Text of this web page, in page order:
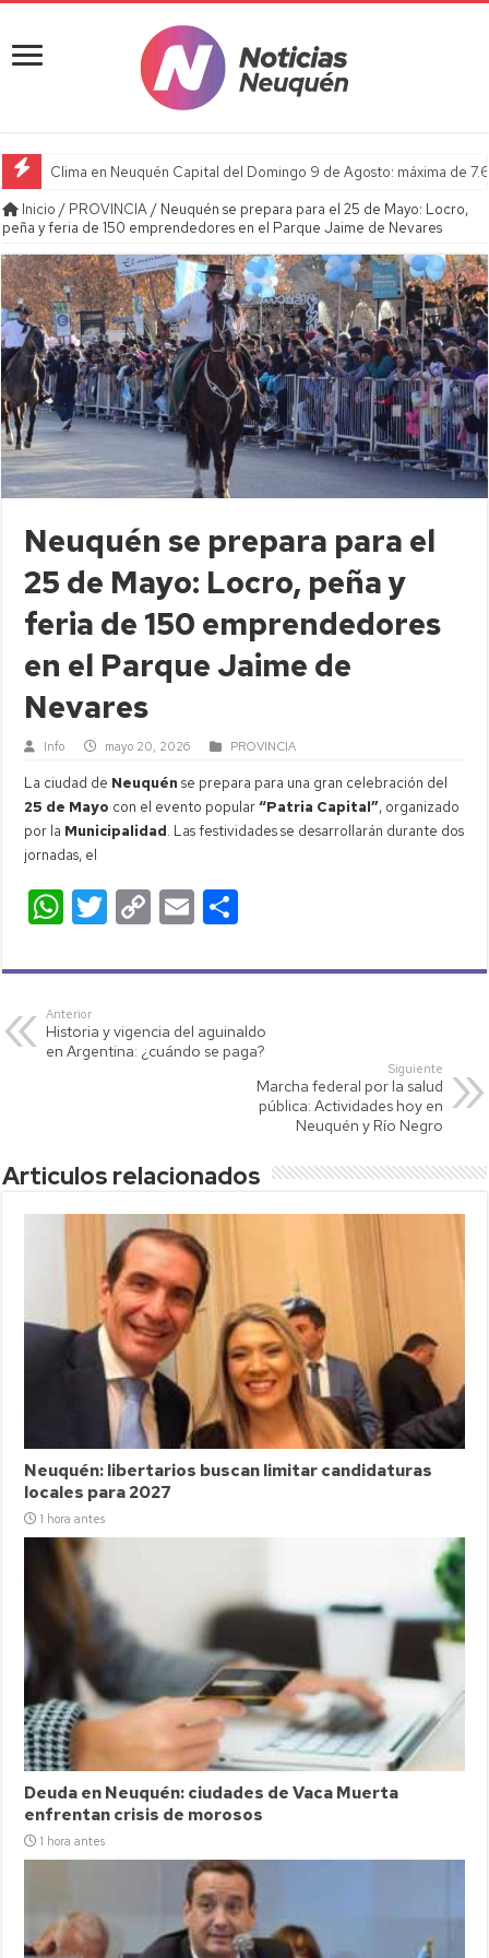
Clima en Neuquén Capital del Domingo 9 de Agosto: máxima de
Inicio / PROVINCIA/ Neuquén se prepara para el 25 de Mayo: Locro,
peña y feria de 150 emprendedores en el Parque Jaime de Nevares
Neuquén se prepara para el
25 de Mayo: Locro, peña y
feria de 150 emprendedores
en el Parque Jaime de
Nevares
Info mayo 20, 2026 PROVINCIA
La ciudad de Neuquén se prepara para una gran celebración del
25 de Mayo con el evento popular“Patria Capital”, organizado
por la Municipalidad. Las festividades se desarrollarán durante dos
jornadas, el
W
at
s
A
T
tt
C
p
Li
E
ail m
ar
tir
Anterior
Historia y vigencia del aguinaldo
en Argentina: ¿cuándo se paga?
Siguiente
Marcha federal por la salud
pública: Actividades hoy en
Neuquén y Río Negro
Articulos relacionados
Neuquén: libertarios buscan limitar candidaturas
locales para 2027
1 hora antes
Deuda en Neuquén: ciudades de Vaca Muerta
enfrentan crisis de morosos
1 hora antes